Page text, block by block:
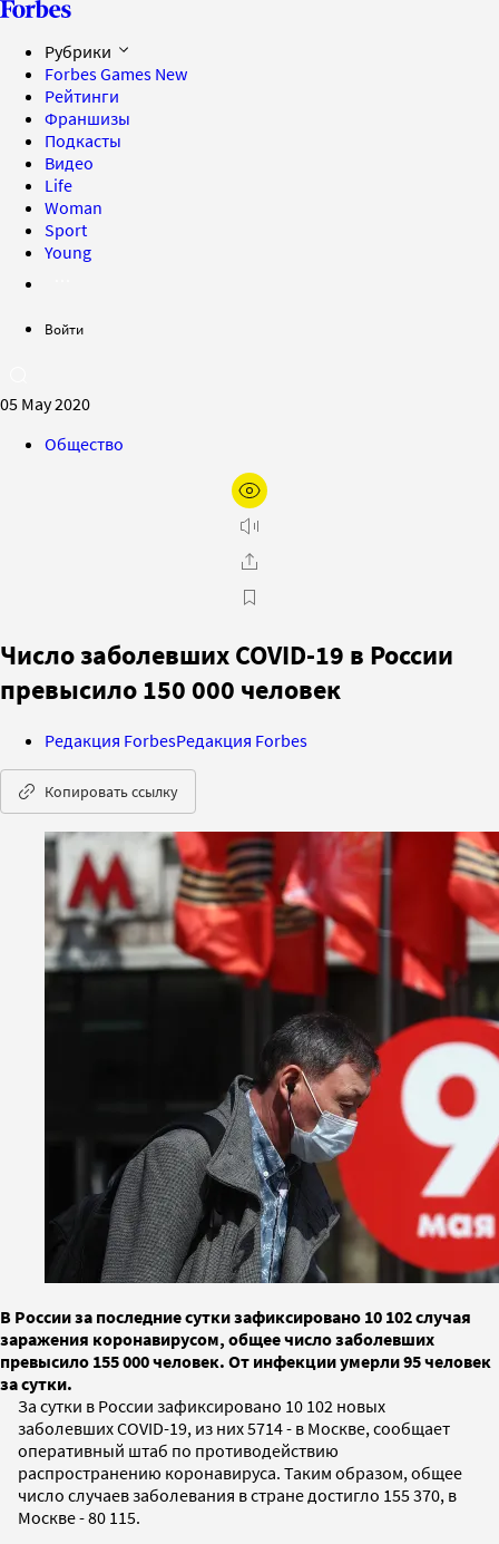
Рубрики
Forbes Games New
Рейтинги
Франшизы
Подкасты
Видео
Life
Woman
Sport
Young
Войти
05 May 2020
Общество
Число заболевших COVID-19 в России
превысило 150 000 человек
Редакция ForbesРедакция Forbes
Копировать ссылку
В России за последние сутки зафиксировано 10 102 случая
заражения коронавирусом, общее число заболевших
превысило 155 000 человек. От инфекции умерли 95 человек
за сутки.
За сутки в России зафиксировано 10 102 новых
заболевших COVID-19, из них 5714 - в Москве, сообщает
оперативный штаб по противодействию
распространению коронавируса. Таким образом, общее
число случаев заболевания в стране достигло 155 370, в
Москве - 80 115.